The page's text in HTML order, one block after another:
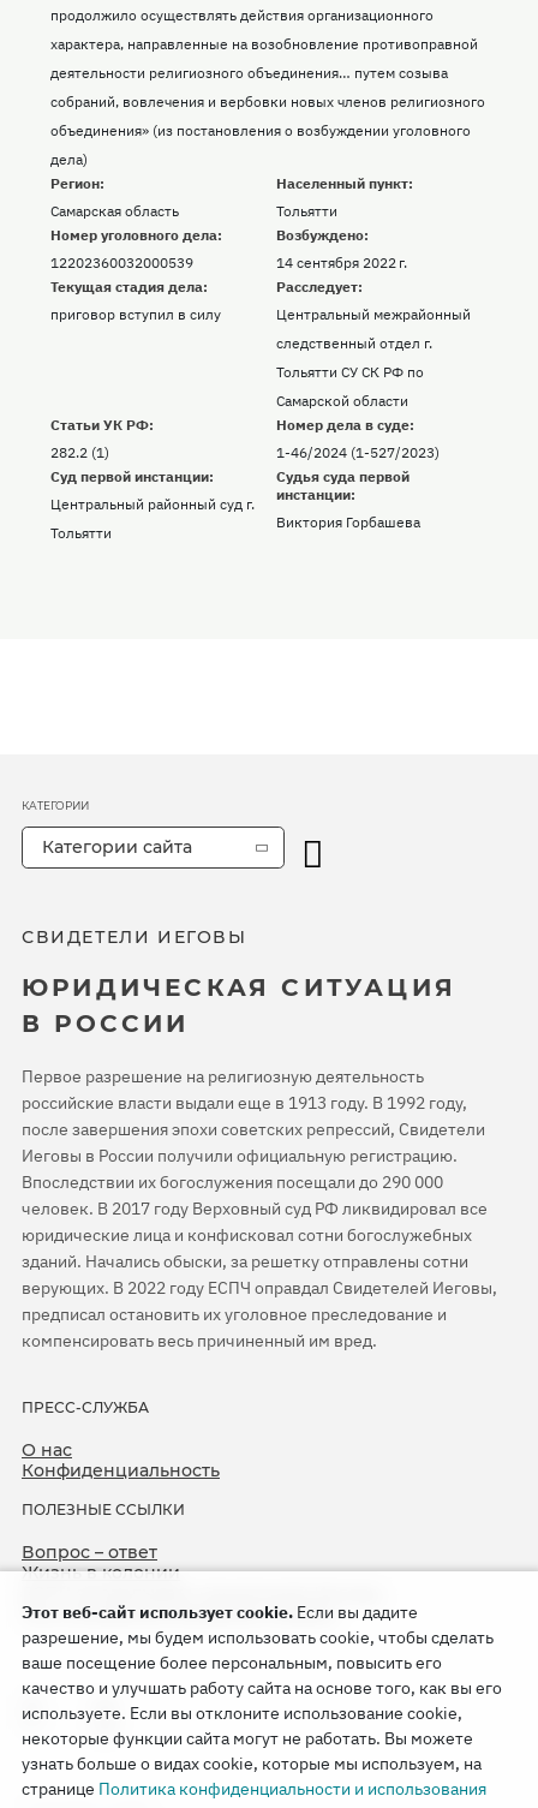
Регион:
Самарская область
Населенный пункт:
Тольятти
продолжило осуществлять действия организационного
характера, направленные на возобновление противоправной
деятельности религиозного объединения… путем созыва
собраний, вовлечения и вербовки новых членов религиозного
объединения» (из постановления о возбуждении уголовного
дела)
Номер уголовного дела:
12202360032000539
Возбуждено:
14 сентября 2022 г.
Текущая стадия дела:
приговор вступил в силу
Расследует:
Центральный межрайонный
следственный отдел г.
Тольятти СУ СК РФ по
Самарской области
Статьи УК РФ:
282.2 (1)
Номер дела в суде:
1-46/2024 (1-527/2023)
Суд первой инстанции:
Центральный районный суд г.
Тольятти
Судья суда первой
инстанции:
Виктория Горбашева
СВИДЕТЕЛИ ИЕГОВЫ
ЮРИДИЧЕСКАЯ СИТУАЦИЯ
В РОССИИ
Первое разрешение на религиозную деятельность
российские власти выдали еще в 1913 году. В 1992 году,
после завершения эпохи советских репрессий, Свидетели
Иеговы в России получили официальную регистрацию.
Впоследствии их богослужения посещали до 290 000
человек. В 2017 году Верховный суд РФ ликвидировал все
юридические лица и конфисковал сотни богослужебных
зданий. Начались обыски, за решетку отправлены сотни
верующих. В 2022 году ЕСПЧ оправдал Свидетелей Иеговы,
предписал остановить их уголовное преследование и
компенсировать весь причиненный им вред.
ПРЕСС-СЛУЖБА
О нас
Конфиденциальность
ПОЛЕЗНЫЕ ССЫЛКИ
Вопрос – ответ
Жизнь в колонии
75-я годовщина операции «Север»
КАТЕГОРИИ
Категории сайта
Этот веб-сайт использует cookie. Если вы дадите
разрешение, мы будем использовать cookie, чтобы сделать
ваше посещение более персональным, повысить его
качество и улучшать работу сайта на основе того, как вы его
используете. Если вы отклоните использование cookie,
некоторые функции сайта могут не работать. Вы можете
узнать больше о видах cookie, которые мы используем, на
странице Политика конфиденциальности и использования